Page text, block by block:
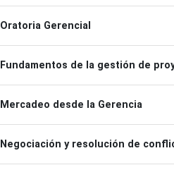
Oratoria Gerencial
Fundamentos de la gestión de
Mercadeo desde la Gerencia
Negociación y resolución de